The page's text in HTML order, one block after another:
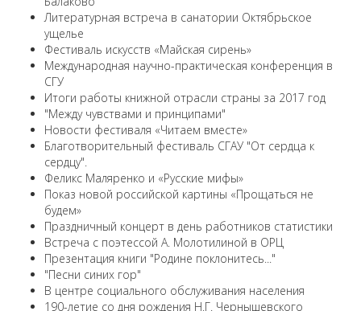
Литературная встреча в санатории Октябрьское
ущелье
Фестиваль искусств «Майская сирень»
Международная научно-практическая конференция в
СГУ
Итоги работы книжной отрасли страны за 2017 год
"Между чувствами и принципами"
Новости фестиваля «Читаем вместе»
Благотворительный фестиваль СГАУ "От сердца к
сердцу".
Феликс Маляренко и «Русские мифы»
Показ новой российской картины «Прощаться не
будем»
Праздничный концерт в день работников статистики
Встреча с поэтессой А. Молотилиной в ОРЦ
Презентация книги "Родине поклонитесь..."
"Песни синих гор"
В центре социального обслуживания населения
190-летие со дня рождения Н.Г. Чернышевского